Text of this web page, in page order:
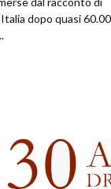
dopo quasi